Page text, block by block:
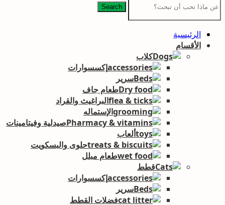
Search
الرئيسية
الأقسام
كلاب
إكسسوارات
سرير
طعام جاف
البراغيث والقراد
الإستماله
صيدلية وفيتامينات
ألعاب
حلوى والبسكويت
طعام مبلل
قطط
إكسسوارات
سرير
فضلات القطط